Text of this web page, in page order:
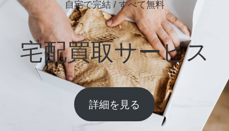
自宅で完結 / すべて無料
宅配買取サービス
詳細を見る